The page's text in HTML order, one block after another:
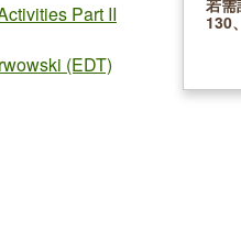
Part II
(EDT)
若
130